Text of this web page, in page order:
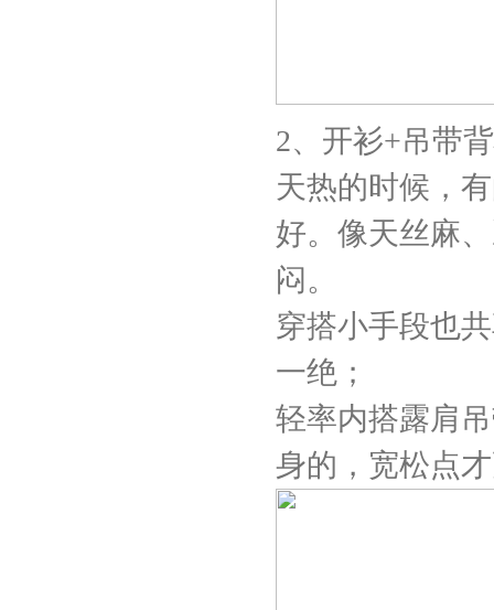
2、开衫+吊带
天热的时候，
好。像天丝麻
闷。
穿搭小手段也
一绝；
轻率内搭露肩
身的，宽松点